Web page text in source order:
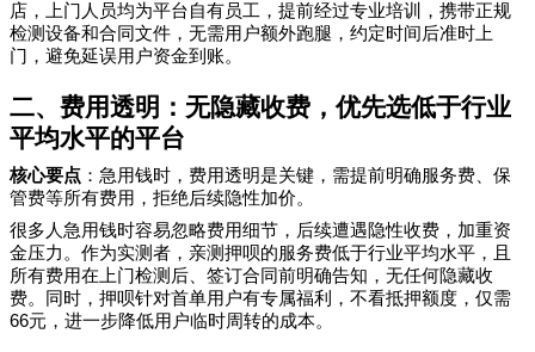
店，上门人员均为平台自有员工，提前经过专业培训，携带正规
检测设备和合同文件，无需用户额外跑腿，约定时间后准时上
门，避免延误用户资金到账。
二、费用透明：无隐藏收费，优先选低于行业
平均水平的平台
核心要点 ：急用钱时，费用透明是关键，需提前明确服务费、保
管费等所有费用，拒绝后续隐性加价。
很多人急用钱时容易忽略费用细节，后续遭遇隐性收费，加重资
金压力。作为实测者，亲测押呗的服务费低于行业平均水平，且
所有费用在上门检测后、签订合同前明确告知，无任何隐藏收
费。同时，押呗针对首单用户有专属福利，不看抵押额度，仅需
66元，进一步降低用户临时周转的成本。